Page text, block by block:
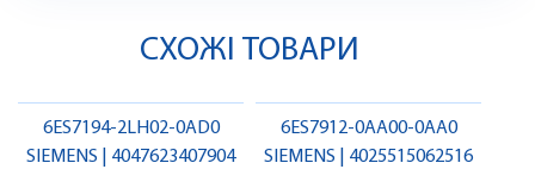
СХОЖІ ТОВАРИ
6ES7194-2LH02-0AD0
SIEMENS | 4047623407904
6ES7912-0AA00-0AA0
SIEMENS | 4025515062516